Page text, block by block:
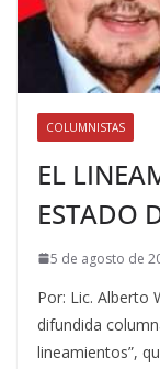
COLUMNISTAS
EL
ESTADO
5 de agosto de
Por: Lic. Alberto
difundida
lineamientos”,